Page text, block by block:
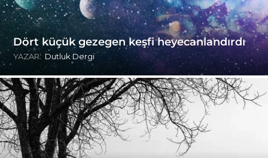
Dört küçük gezegen keşfi heyecanlandırdı
YAZAR: Dutluk Dergi